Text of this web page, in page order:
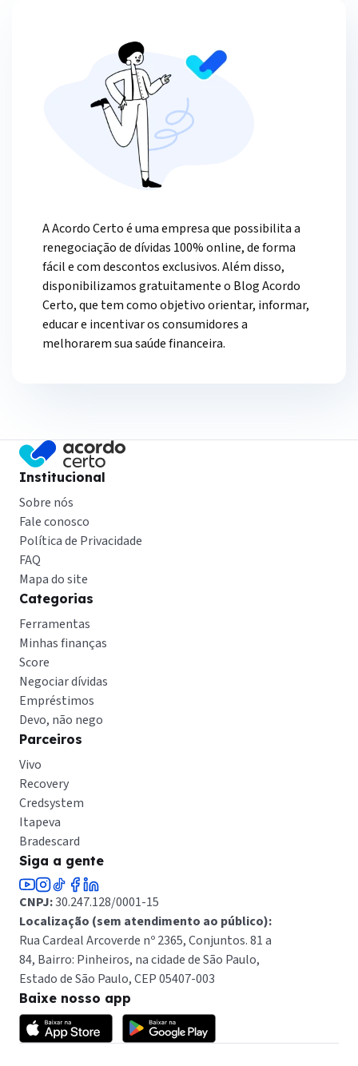
A Acordo Certo é uma empresa que possibilita a
renegociação de dívidas 100% online, de forma
fácil e com descontos exclusivos. Além disso,
disponibilizamos gratuitamente o Blog Acordo
Certo, que tem como objetivo orientar, informar,
educar e incentivar os consumidores a
melhorarem sua saúde financeira.
Institucional
Sobre nós
Fale conosco
Política de Privacidade
FAQ
Mapa do site
Categorias
Ferramentas
Minhas finanças
Score
Negociar dívidas
Empréstimos
Devo, não nego
Parceiros
Vivo
Recovery
Credsystem
Itapeva
Bradescard
Siga a gente
CNPJ:30.247.128/0001-15
Localização (sem atendimento ao público):
Rua Cardeal Arcoverde nº 2365, Conjuntos. 81 a
84, Bairro: Pinheiros, na cidade de São Paulo,
Estado de São Paulo, CEP 05407-003
Baixe nosso app